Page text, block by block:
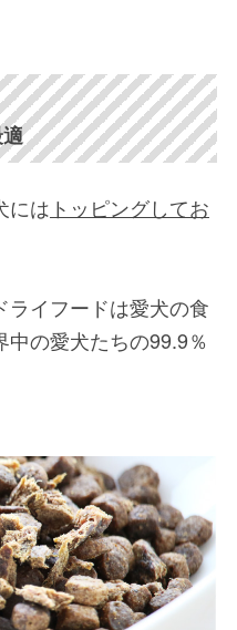
には トッピングしてお
イフードは愛犬の食
の愛犬たちの99.9％